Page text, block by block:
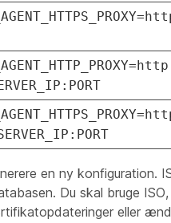
en ny konfiguration.
Du skal bruge
eller